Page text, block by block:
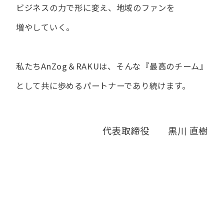
ビジネスの​力で​形に​変え、 地域の​ファンを​
増やしていく。
私たちAnZog＆RAKUは、​そんな​『最高の​チーム』
と​して共に​歩める​パートナーであり続けます。
代表取締役 黒川 直樹